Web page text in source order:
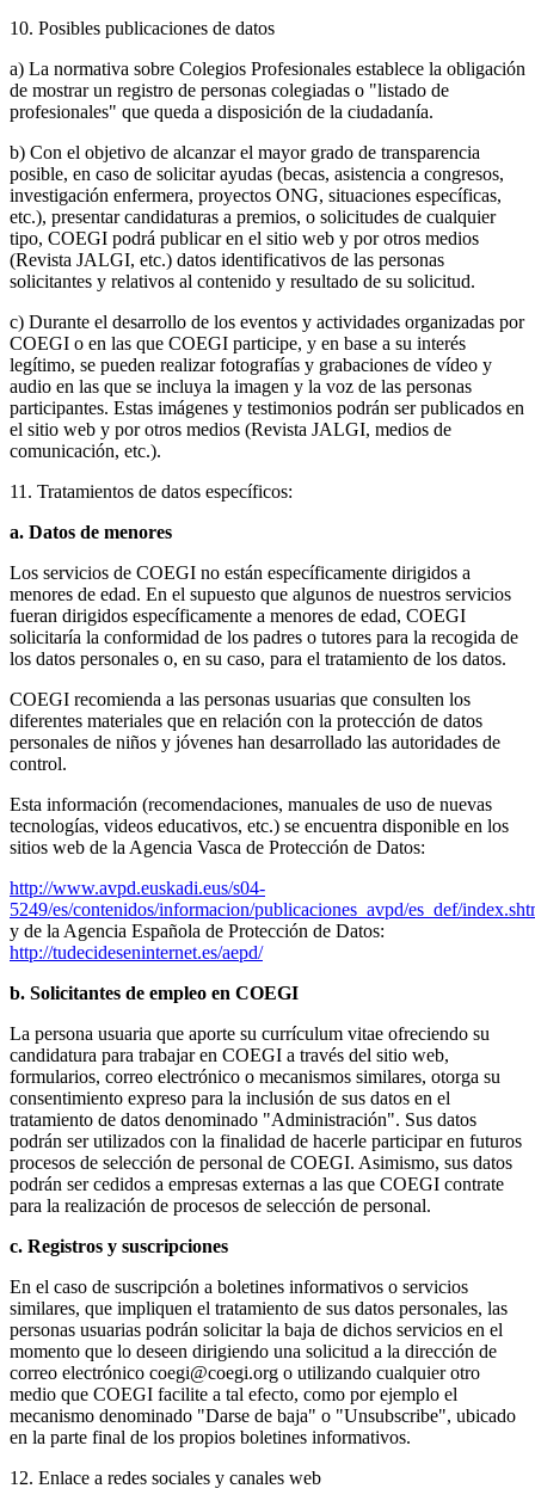
10. Posibles publicaciones de datos
a) La normativa sobre Colegios Profesionales establece la obligación
de mostrar un registro de personas colegiadas o "listado de
profesionales" que queda a disposición de la ciudadanía.
b) Con el objetivo de alcanzar el mayor grado de transparencia
posible, en caso de solicitar ayudas (becas, asistencia a congresos,
investigación enfermera, proyectos ONG, situaciones específicas,
etc.), presentar candidaturas a premios, o solicitudes de cualquier
tipo, COEGI podrá publicar en el sitio web y por otros medios
(Revista JALGI, etc.) datos identificativos de las personas
solicitantes y relativos al contenido y resultado de su solicitud.
c) Durante el desarrollo de los eventos y actividades organizadas por
COEGI o en las que COEGI participe, y en base a su interés
legítimo, se pueden realizar fotografías y grabaciones de vídeo y
audio en las que se incluya la imagen y la voz de las personas
participantes. Estas imágenes y testimonios podrán ser publicados en
el sitio web y por otros medios (Revista JALGI, medios de
comunicación, etc.).
11. Tratamientos de datos específicos:
a. Datos de menores
Los servicios de COEGI no están específicamente dirigidos a
menores de edad. En el supuesto que algunos de nuestros servicios
fueran dirigidos específicamente a menores de edad, COEGI
solicitaría la conformidad de los padres o tutores para la recogida de
los datos personales o, en su caso, para el tratamiento de los datos.
COEGI recomienda a las personas usuarias que consulten los
diferentes materiales que en relación con la protección de datos
personales de niños y jóvenes han desarrollado las autoridades de
control.
Esta información (recomendaciones, manuales de uso de nuevas
tecnologías, videos educativos, etc.) se encuentra disponible en los
sitios web de la Agencia Vasca de Protección de Datos:
http://www.avpd.euskadi.eus/s04-
5249/es/contenidos/informacion/publicaciones_avpd/es_def/
y de la Agencia Española de Protección de Datos:
http://tudecideseninternet.es/aepd/
b. Solicitantes de empleo en COEGI
La persona usuaria que aporte su currículum vitae ofreciendo su
candidatura para trabajar en COEGI a través del sitio web,
formularios, correo electrónico o mecanismos similares, otorga su
consentimiento expreso para la inclusión de sus datos en el
tratamiento de datos denominado "Administración". Sus datos
podrán ser utilizados con la finalidad de hacerle participar en futuros
procesos de selección de personal de COEGI. Asimismo, sus datos
podrán ser cedidos a empresas externas a las que COEGI contrate
para la realización de procesos de selección de personal.
c. Registros y suscripciones
En el caso de suscripción a boletines informativos o servicios
similares, que impliquen el tratamiento de sus datos personales, las
personas usuarias podrán solicitar la baja de dichos servicios en el
momento que lo deseen dirigiendo una solicitud a la dirección de
correo electrónico coegi@coegi.org o utilizando cualquier otro
medio que COEGI facilite a tal efecto, como por ejemplo el
mecanismo denominado "Darse de baja" o "Unsubscribe", ubicado
en la parte final de los propios boletines informativos.
12. Enlace a redes sociales y canales web